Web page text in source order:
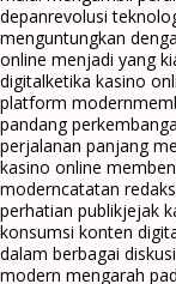
depanrevolusi
menguntungkan
online menjadi yang
digitalketika kasino
platform modern
pandang
perjalanan panjang
kasino online
moderncatatan
perhatian publikjejak
konsumsi konten
dalam berbagai
modern mengarah